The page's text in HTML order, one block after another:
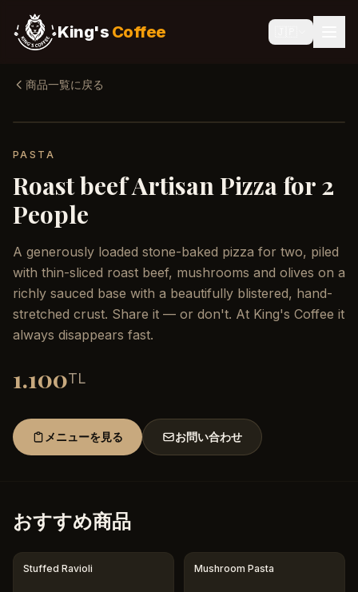
King's Coffee
商品一覧に戻る
PASTA
Roast beef Artisan Pizza for 2
People
A generously loaded stone-baked pizza for two, piled
with thin-sliced roast beef, mushrooms and olives on a
richly sauced base with a beautifully blistered, hand-
stretched crust. Share it — or don't. At King's Coffee it
always disappears fast.
1.100TL
メニューを見る お問い合わせ
おすすめ商品
Stuffed Ravioli Mushroom Pasta